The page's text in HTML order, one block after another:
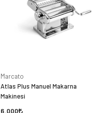
Marcato
Atlas Plus Manuel Makarna
Makinesi
6.000